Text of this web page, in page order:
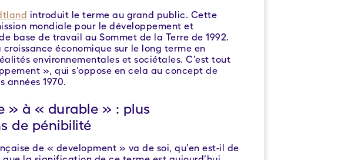
introduit le terme au grand public. Cette
mondiale pour le développement et
base de travail au Sommet de la Terre de 1992.
économique sur le long terme en
environnementales et sociétales. C’est tout
», qui s’oppose en cela au concept de
années 1970.
» à « durable » : plus
de pénibilité
de « development » va de soi, qu’en est-il de